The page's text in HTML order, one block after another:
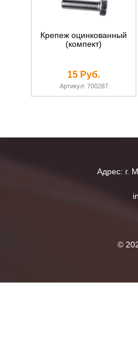
Крепеж оцинкованный
(компект)
15 Руб.
Артикул: 700287
Адрес: г.
©